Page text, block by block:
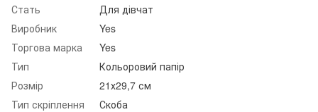
Стать
Для дівчат
Виробник
Yes
Торгова марка
Yes
Тип
Кольоровий папір
Розмір
21х29,7 см
Тип скріплення
Скоба